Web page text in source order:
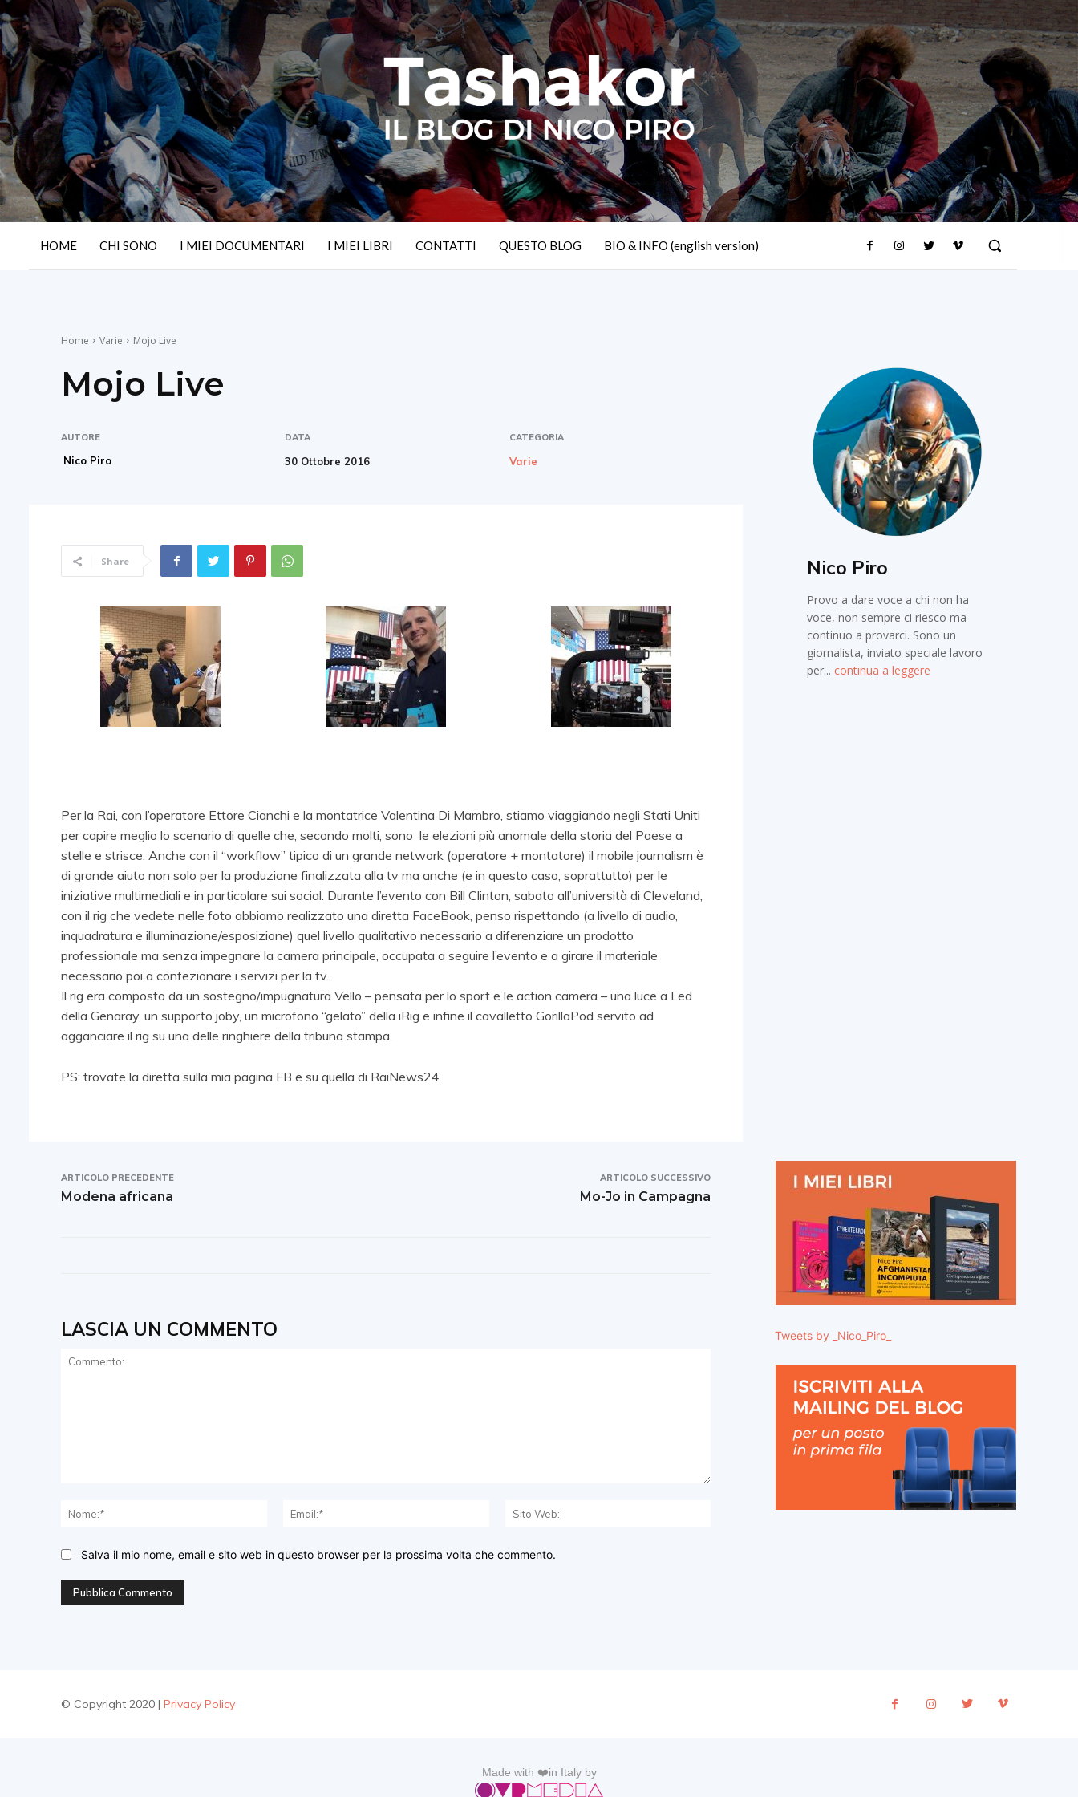
HOME CHI SONO I MIEI DOCUMENTARI I MIEI LIBRI CONTATTI QUESTO BLOG BIO & INFO (english version)
Home Varie Mojo Live
Mojo Live
AUTORE
Nico Piro
DATA
30 Ottobre 2016
CATEGORIA
Varie
Share
Per la Rai, con l’operatore Ettore Cianchi e la montatrice Valentina Di Mambro, stiamo viaggiando negli Stati Uniti
per capire meglio lo scenario di quelle che, secondo molti, sono le elezioni più anomale della storia del Paese a
stelle e strisce. Anche con il “workflow” tipico di un grande network (operatore + montatore) il mobile journalism è
di grande aiuto non solo per la produzione finalizzata alla tv ma anche (e in questo caso, soprattutto) per le
iniziative multimediali e in particolare sui social. Durante l’evento con Bill Clinton, sabato all’università di Cleveland,
con il rig che vedete nelle foto abbiamo realizzato una diretta FaceBook, penso rispettando (a livello di audio,
inquadratura e illuminazione/esposizione) quel livello qualitativo necessario a diferenziare un prodotto
professionale ma senza impegnare la camera principale, occupata a seguire l’evento e a girare il materiale
necessario poi a confezionare i servizi per la tv.
Il rig era composto da un sostegno/impugnatura Vello – pensata per lo sport e le action camera – una luce a Led
della Genaray, un supporto joby, un microfono “gelato” della iRig e infine il cavalletto GorillaPod servito ad
agganciare il rig su una delle ringhiere della tribuna stampa.
PS: trovate la diretta sulla mia pagina FB e su quella di RaiNews24
ARTICOLO PRECEDENTE
Modena africana
ARTICOLO SUCCESSIVO
Mo-Jo in Campagna
LASCIA UN COMMENTO
Nome:*
Email:*
Salva il mio nome, email e sito web in questo browser per la prossima volta che commento.
Nico Piro
Provo a dare voce a chi non ha
voce, non sempre ci riesco ma
continuo a provarci. Sono un
giornalista, inviato speciale lavoro
per... continua a leggere
Tweets by _Nico_Piro_
© Copyright 2020 | Privacy Policy
Made with ❤️in Italy by